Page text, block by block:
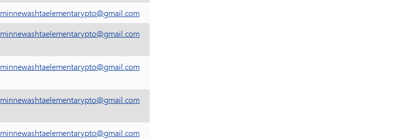
minnewashtaelementarypto@gmail.com
minnewashtaelementarypto@gmail.com
minnewashtaelementarypto@gmail.com
minnewashtaelementarypto@gmail.com
minnewashtaelementarypto@gmail.com